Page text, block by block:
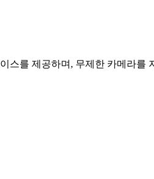
스를 제공하며, 무제한 카메라를